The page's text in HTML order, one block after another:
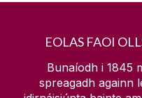
EOLAS FAOI
Bunaíodh i 1845
spreagadh againn